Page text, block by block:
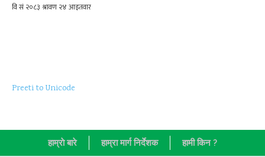
Preeti to Unicode
हाम्राे बारे हाम्रा मार्ग निर्देशक हामी किन ?